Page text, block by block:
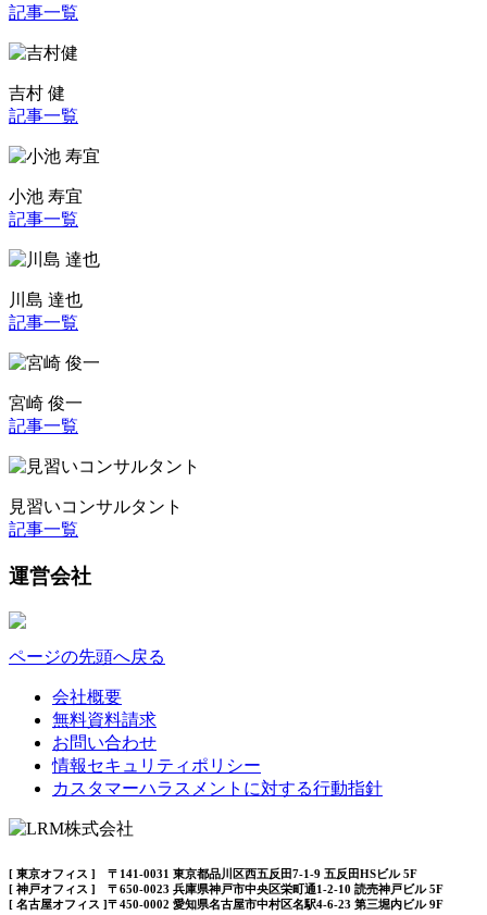
記事一覧
吉村 健
記事一覧
小池 寿宜
記事一覧
川島 達也
記事一覧
宮崎 俊一
記事一覧
見習いコンサルタント
記事一覧
運営会社
ページの先頭へ戻る
会社概要
無料資料請求
お問い合わせ
情報セキュリティポリシー
カスタマーハラスメントに対する行動指針
[ 東京オフィス ] 〒141-0031 東京都品川区西五反田7-1-9 五反田HSビル 5F
[ 神戸オフィス ] 〒650-0023 兵庫県神戸市中央区栄町通1-2-10 読売神戸ビル 5F
[ 名古屋オフィス ]〒450-0002 愛知県名古屋市中村区名駅4-6-23 第三堀内ビル 9F